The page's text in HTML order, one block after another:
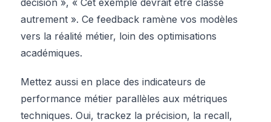
autrement ». Ce feedback ramène vos modèles
vers la réalité métier, loin des optimisations
académiques.
Mettez aussi en place des indicateurs de
performance métier parallèles aux métriques
techniques. Oui, trackez la précision, la recall,